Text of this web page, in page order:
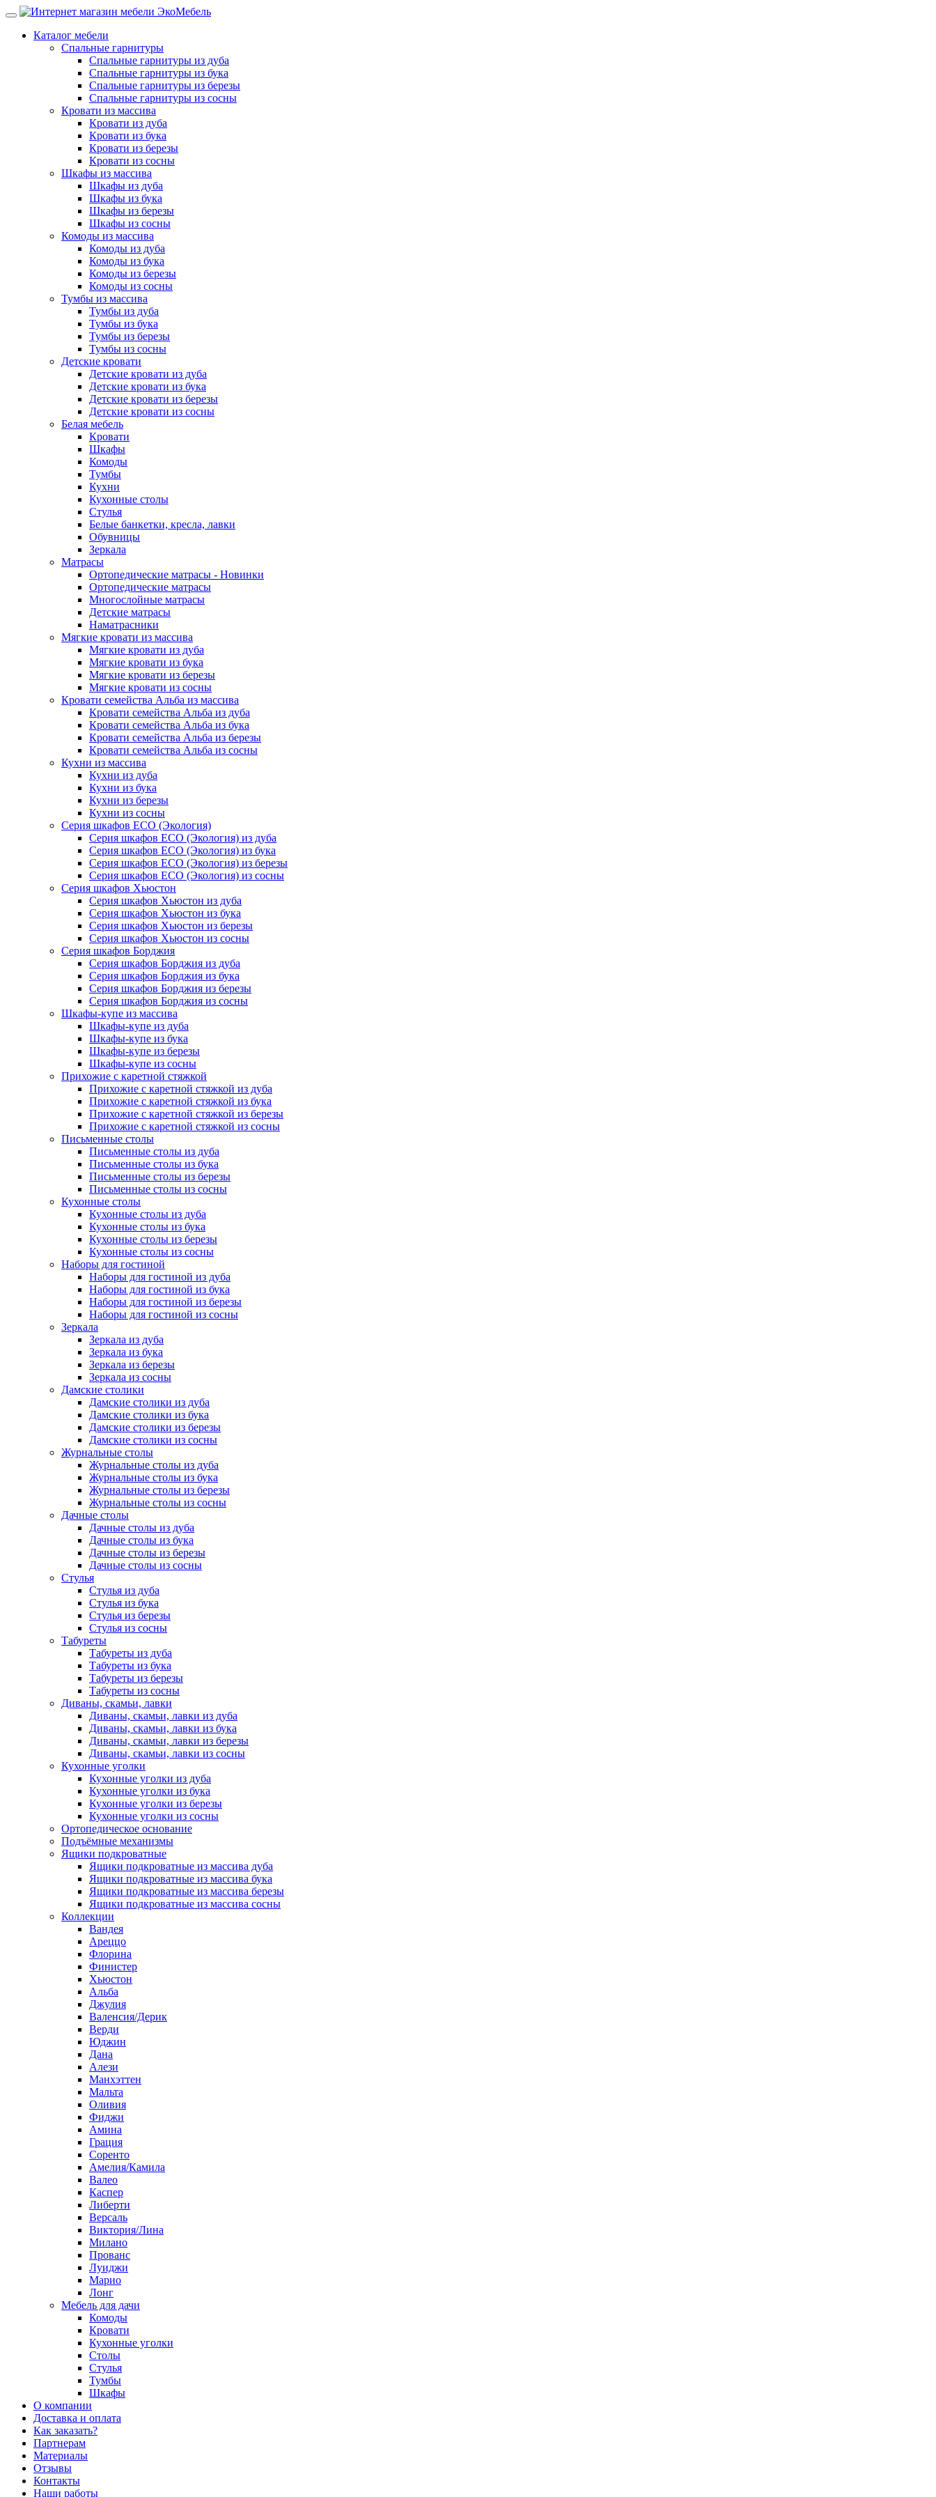
Каталог мебели
Спальные гарнитуры
Спальные гарнитуры из дуба
Спальные гарнитуры из бука
Спальные гарнитуры из березы
Спальные гарнитуры из сосны
Кровати из массива
Кровати из дуба
Кровати из бука
Кровати из березы
Кровати из сосны
Шкафы из массива
Шкафы из дуба
Шкафы из бука
Шкафы из березы
Шкафы из сосны
Комоды из массива
Комоды из дуба
Комоды из бука
Комоды из березы
Комоды из сосны
Тумбы из массива
Тумбы из дуба
Тумбы из бука
Тумбы из березы
Тумбы из сосны
Детские кровати
Детские кровати из дуба
Детские кровати из бука
Детские кровати из березы
Детские кровати из сосны
Белая мебель
Кровати
Шкафы
Комоды
Тумбы
Кухни
Кухонные столы
Стулья
Белые банкетки, кресла, лавки
Обувницы
Зеркала
Матрасы
Ортопедические матрасы - Новинки
Ортопедические матрасы
Многослойные матрасы
Детские матрасы
Наматрасники
Мягкие кровати из массива
Мягкие кровати из дуба
Мягкие кровати из бука
Мягкие кровати из березы
Мягкие кровати из сосны
Кровати семейства Альба из массива
Кровати семейства Альба из дуба
Кровати семейства Альба из бука
Кровати семейства Альба из березы
Кровати семейства Альба из сосны
Кухни из массива
Кухни из дуба
Кухни из бука
Кухни из березы
Кухни из сосны
Серия шкафов ECO (Экология)
Серия шкафов ECO (Экология) из дуба
Серия шкафов ECO (Экология) из бука
Серия шкафов ECO (Экология) из березы
Серия шкафов ECO (Экология) из сосны
Серия шкафов Хьюстон
Серия шкафов Хьюстон из дуба
Серия шкафов Хьюстон из бука
Серия шкафов Хьюстон из березы
Серия шкафов Хьюстон из сосны
Серия шкафов Борджия
Серия шкафов Борджия из дуба
Серия шкафов Борджия из бука
Серия шкафов Борджия из березы
Серия шкафов Борджия из сосны
Шкафы-купе из массива
Шкафы-купе из дуба
Шкафы-купе из бука
Шкафы-купе из березы
Шкафы-купе из сосны
Прихожие с каретной стяжкой
Прихожие с каретной стяжкой из дуба
Прихожие с каретной стяжкой из бука
Прихожие с каретной стяжкой из березы
Прихожие с каретной стяжкой из сосны
Письменные столы
Письменные столы из дуба
Письменные столы из бука
Письменные столы из березы
Письменные столы из сосны
Кухонные столы
Кухонные столы из дуба
Кухонные столы из бука
Кухонные столы из березы
Кухонные столы из сосны
Наборы для гостиной
Наборы для гостиной из дуба
Наборы для гостиной из бука
Наборы для гостиной из березы
Наборы для гостиной из сосны
Зеркала
Зеркала из дуба
Зеркала из бука
Зеркала из березы
Зеркала из сосны
Дамские столики
Дамские столики из дуба
Дамские столики из бука
Дамские столики из березы
Дамские столики из сосны
Журнальные столы
Журнальные столы из дуба
Журнальные столы из бука
Журнальные столы из березы
Журнальные столы из сосны
Дачные столы
Дачные столы из дуба
Дачные столы из бука
Дачные столы из березы
Дачные столы из сосны
Стулья
Стулья из дуба
Стулья из бука
Стулья из березы
Стулья из сосны
Табуреты
Табуреты из дуба
Табуреты из бука
Табуреты из березы
Табуреты из сосны
Диваны, скамьи, лавки
Диваны, скамьи, лавки из дуба
Диваны, скамьи, лавки из бука
Диваны, скамьи, лавки из березы
Диваны, скамьи, лавки из сосны
Кухонные уголки
Кухонные уголки из дуба
Кухонные уголки из бука
Кухонные уголки из березы
Кухонные уголки из сосны
Ортопедическое основание
Подъёмные механизмы
Ящики подкроватные
Ящики подкроватные из массива дуба
Ящики подкроватные из массива бука
Ящики подкроватные из массива березы
Ящики подкроватные из массива сосны
Коллекции
Вандея
Ареццо
Флорина
Финистер
Хьюстон
Альба
Джулия
Валенсия/Дерик
Верди
Юджин
Дана
Алези
Манхэттен
Мальта
Оливия
Фиджи
Амина
Грация
Соренто
Амелия/Камила
Валео
Каспер
Либерти
Версаль
Виктория/Лина
Милано
Прованс
Луиджи
Марио
Лонг
Мебель для дачи
Комоды
Кровати
Кухонные уголки
Столы
Стулья
Тумбы
Шкафы
О компании
Доставка и оплата
Как заказать?
Партнерам
Материалы
Отзывы
Контакты
Наши работы